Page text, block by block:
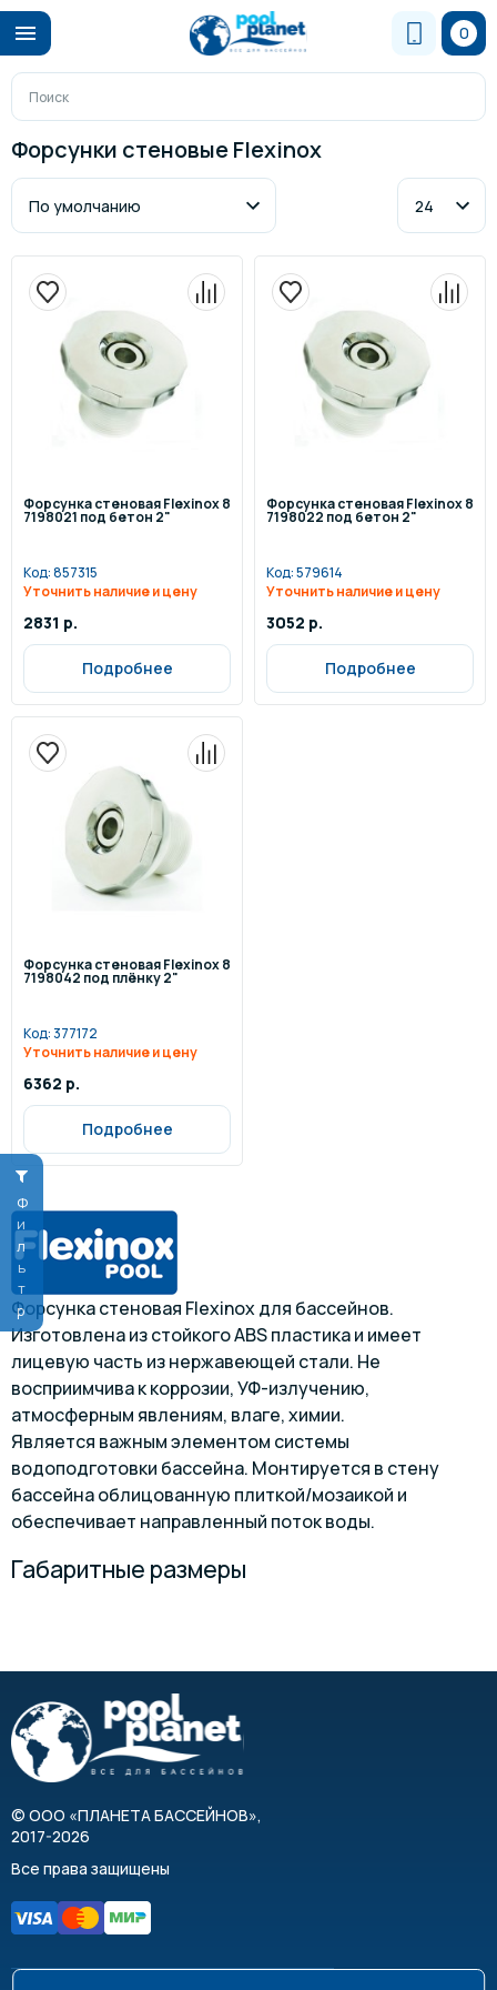
0
Фильтр
Форсунки стеновые Flexinox
Форсунка стеновая Flexinox 8
7198021 под бетон 2"
Код:857315
Уточнить наличие и цену
2831 р.
Подробнее
Форсунка стеновая Flexinox 8
7198022 под бетон 2"
Код:579614
Уточнить наличие и цену
3052 р.
Подробнее
Форсунка стеновая Flexinox 8
7198042 под плёнку 2"
Код:377172
Уточнить наличие и цену
6362 р.
Подробнее
Форсунка стеновая Flexinox для бассейнов.
Изготовлена из стойкого ABS пластика и имеет
лицевую часть из нержавеющей стали. Не
восприимчива к коррозии, УФ-излучению,
атмосферным явлениям, влаге, химии.
Является важным элементом системы
водоподготовки бассейна. Монтируется в стену
бассейна облицованную плиткой/мозаикой и
обеспечивает направленный поток воды.
Габаритные размеры
© ООО «ПЛАНЕТА БАССЕЙНОВ»,
2017-2026
Все права защищены